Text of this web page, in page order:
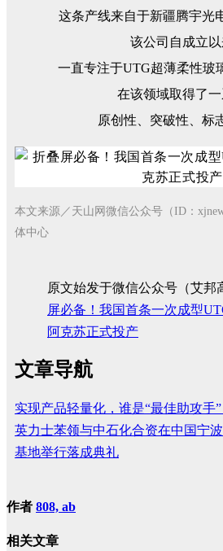
这条产线来自于新疆腾宇光
该公司自成立
一直专注于UTG超薄柔性玻
在该领域取得了一
原创性、突破性、标
本文来源／ 天山网微信公众号（ID：
体中心
原文始发于微信公众号（艾邦
屏必备！我国首条一次成型
阿克苏正式投产
文章导航
实现产品轻量化，谁是“最佳助攻手”
英力士苯领与中石化合资在中国宁
基地举行落成典礼
作者 808, ab
相关文章